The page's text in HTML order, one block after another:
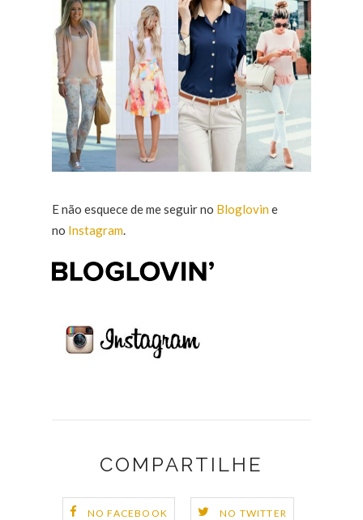
E não esquece de me seguir no Bloglovine
no Instagram.
COMPARTILHE
NO FACEBOOK NO TWITTER